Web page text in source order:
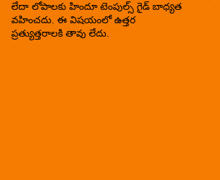
లేదా లోపాలకు హిందూ టెంపుల్స్ గైడ్ బాధ్యత
వహించదు. ఈ విషయంలో ఉత్తర
ప్రత్యుత్తరాలకి తావు లేదు.